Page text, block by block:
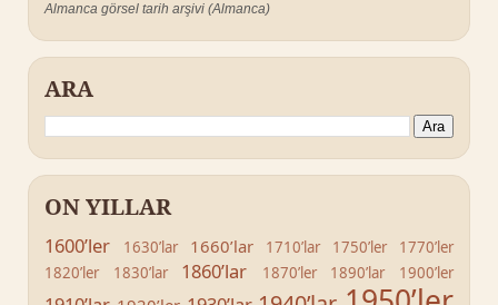
Almanca görsel tarih arşivi (Almanca)
ARA
ON YILLAR
1600’ler 1630’lar 1660’lar 1710’lar 1750’ler
1770’ler
1820’ler
1830’lar 1860’lar 1870’ler 1890’lar 1900’ler